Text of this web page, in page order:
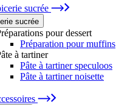
sucrée
sucrée
pour dessert
Préparation pour muffins
à tartiner
Pâte à tartiner speculoos
Pâte à tartiner noisette